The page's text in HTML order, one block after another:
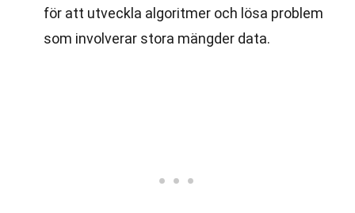
för att utveckla algoritmer och lösa problem
som involverar stora mängder data.